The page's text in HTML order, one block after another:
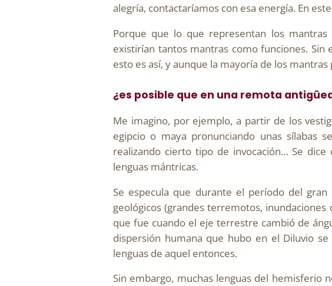
alegría, contactaríamos con esa energía. En
Porque que lo que representan los
existirían tantos mantras como funciones. Sin
esto es así, y aunque la mayoría de los
¿es posible que en una remota
Me imagino, por ejemplo, a partir de los
egipcio o maya pronunciando unas sílabas
realizando cierto tipo de invocación… Se
lenguas mántricas.
Se especula que durante el período del
geológicos (grandes terremotos,
que fue cuando el eje terrestre cambió de
dispersión humana que hubo en el Diluvio
lenguas de aquel entonces.
Sin embargo, muchas lenguas del hemisferio